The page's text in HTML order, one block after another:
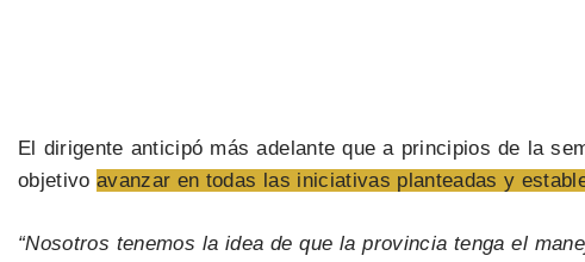
El dirigente anticipó más adelante que a principios de la
objetivoavanzar en todas las iniciativas planteadas y
“Nosotros tenemos la idea de que la provincia tenga el